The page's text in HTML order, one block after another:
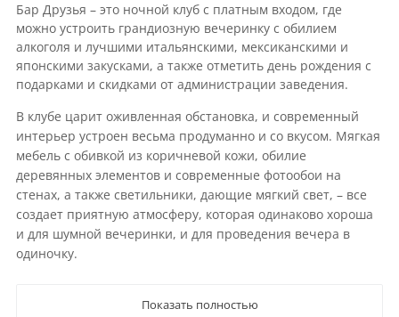
Бар Друзья – это ночной клуб с платным входом, где
можно устроить грандиозную вечеринку с обилием
алкоголя и лучшими итальянскими, мексиканскими и
японскими закусками, а также отметить день рождения с
подарками и скидками от администрации заведения.
В клубе царит оживленная обстановка, и современный
интерьер устроен весьма продуманно и со вкусом. Мягкая
мебель с обивкой из коричневой кожи, обилие
деревянных элементов и современные фотообои на
стенах, а также светильники, дающие мягкий свет, – все
создает приятную атмосферу, которая одинаково хороша
и для шумной вечеринки, и для проведения вечера в
одиночку.
Показать полностью